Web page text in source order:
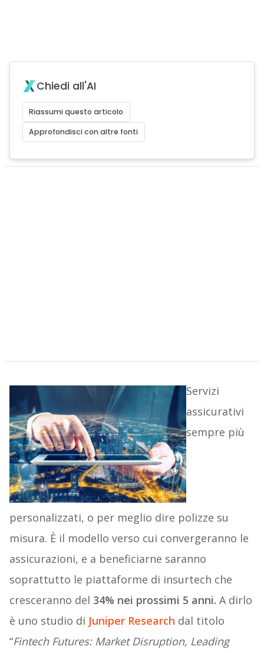
Chiedi all'AI
Riassumi questo articolo
Approfondisci con altre fonti
Servizi
assicurativi
sempre più
personalizzati, o per meglio dire polizze su
misura. È il modello verso cui convergeranno le
assicurazioni, e a beneficiarne saranno
soprattutto le piattaforme di insurtech che
cresceranno del 34% nei prossimi 5 anni. A dirlo
è uno studio di Juniper Research dal titolo
“Fintech Futures: Market Disruption, Leading